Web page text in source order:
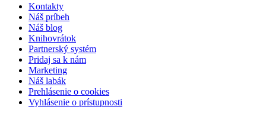
Kontakty
Náš príbeh
Náš blog
Knihovrátok
Partnerský systém
Pridaj sa k nám
Marketing
Náš labák
Prehlásenie o cookies
Vyhlásenie o prístupnosti